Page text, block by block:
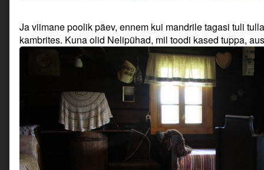
Ja viimane poolik päev, ennem kui mandrile tagasi tuli
kambrites. Kuna olid Nelipühad, mil toodi kased tuppa,